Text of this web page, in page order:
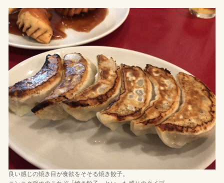
良い感じの焼き目が食欲をそそる焼き餃子。